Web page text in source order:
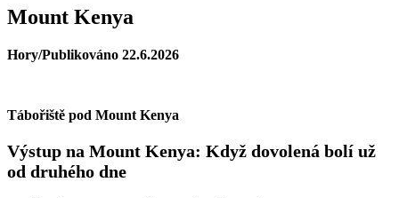
Mount Kenya
Hory/Publikováno 22.6.2026
Tábořiště pod Mount Kenya
Výstup na Mount Kenya: Když dovolená bolí už
od druhého dne